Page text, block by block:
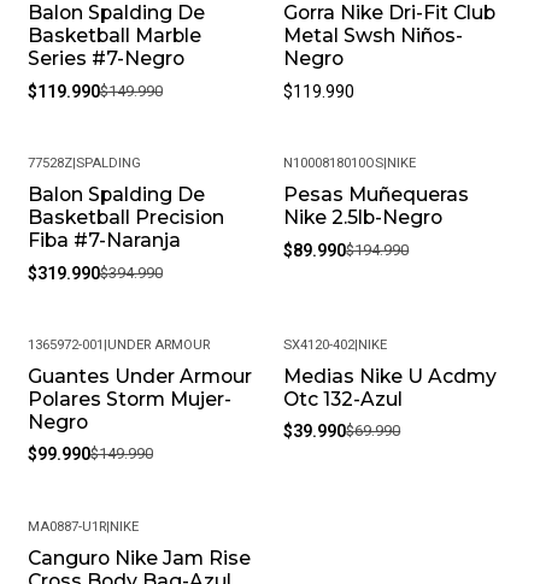
-20%
Balon Spalding De
Basketball Marble
Series #7-Negro
$119.990$149.990
Gorra Nike Dri-Fit Club
Metal Swsh Niños-
Negro
$119.990
-19%
77528Z| SPALDING
Balon Spalding De
Basketball Precision
Fiba #7-Naranja
$319.990$394.990
-54%
N1000818010OS NIKE
Pesas Muñequeras
Nike 2.5lb-Negro
$89.990$194.990
-33%
1365972-001 UNDER ARMOUR
Guantes Under Armour
Polares Storm Mujer-
Negro
$99.990$149.990
-43%
SX4120-402| NIKE
Medias Nike U Acdmy
Otc 132-Azul
$39.990$69.990
-18%
MA0887-U1R| NIKE
Canguro Nike Jam Rise